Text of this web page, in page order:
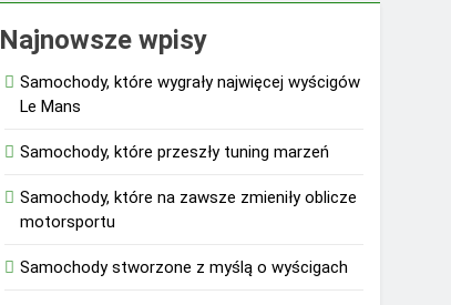
Najnowsze wpisy
Samochody, które wygrały najwięcej wyścigów
Le Mans
Samochody, które przeszły tuning marzeń
Samochody, które na zawsze zmieniły oblicze
motorsportu
Samochody stworzone z myślą o wyścigach